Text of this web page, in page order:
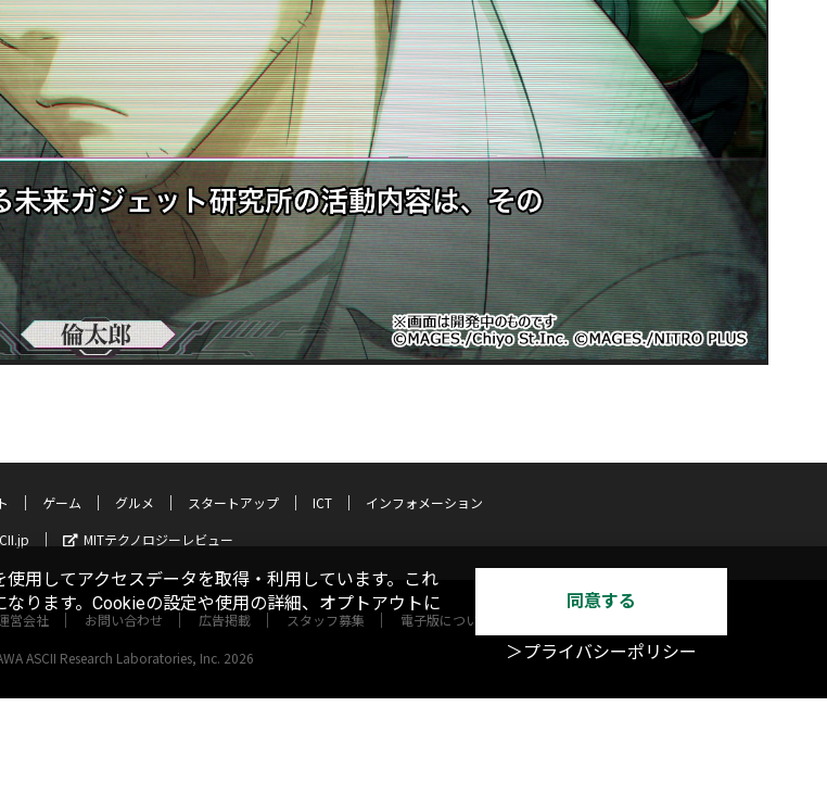
ゲーム グルメ スタートアップ ICT
インフォメーション
MITテクノロジーレビュー
営会社 お問い合わせ 広告掲載 スタッフ募集 電子版について
ASCII Research Laboratories, Inc. 2026
用してアクセスデータを取得・利用しています。これ
ります。Cookieの設定や使用の詳細、オプトアウトに
同意する
＞プライバシーポリシー